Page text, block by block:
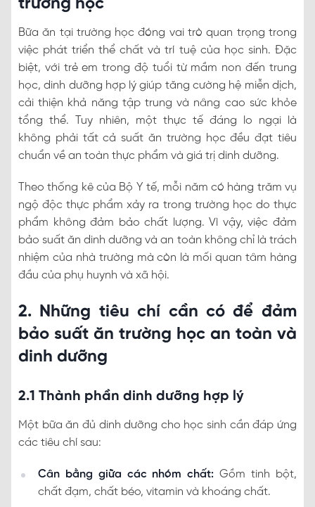
trường học
Bữa ăn tại trường học đóng vai trò quan trọng trong
việc phát triển thể chất và trí tuệ của học sinh. Đặc
biệt, với trẻ em trong độ tuổi từ mầm non đến trung
học, dinh dưỡng hợp lý giúp tăng cường hệ miễn dịch,
cải thiện khả năng tập trung và nâng cao sức khỏe
tổng thể. Tuy nhiên, một thực tế đáng lo ngại là
không phải tất cả suất ăn trường học đều đạt tiêu
chuẩn về an toàn thực phẩm và giá trị dinh dưỡng.
Theo thống kê của Bộ Y tế, mỗi năm có hàng trăm vụ
ngộ độc thực phẩm xảy ra trong trường học do thực
phẩm không đảm bảo chất lượng. Vì vậy, việc đảm
bảo suất ăn dinh dưỡng và an toàn không chỉ là trách
nhiệm của nhà trường mà còn là mối quan tâm hàng
đầu của phụ huynh và xã hội.
2. Những tiêu chí cần có để đảm
bảo suất ăn trường học an toàn và
dinh dưỡng
2.1 Thành phần dinh dưỡng hợp lý
Một bữa ăn đủ dinh dưỡng cho học sinh cần đáp ứng
các tiêu chí sau:
Cân bằng giữa các nhóm chất: Gồm tinh bột,
chất đạm, chất béo, vitamin và khoáng chất.